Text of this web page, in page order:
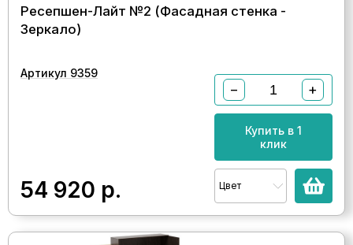
Ресепшен-Лайт №2 (Фасадная стенка -
Зеркало)
Артикул 9359
54 920 р.
− +
Купить в 1
клик
Цвет